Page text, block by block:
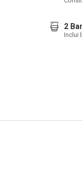
2
Inclui